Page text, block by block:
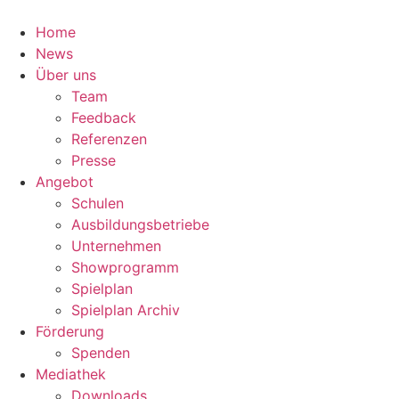
Inhalt
springen
Home
News
Über uns
Team
Feedback
Referenzen
Presse
Angebot
Schulen
Ausbildungsbetriebe
Unternehmen
Showprogramm
Spielplan
Spielplan Archiv
Förderung
Spenden
Mediathek
Downloads